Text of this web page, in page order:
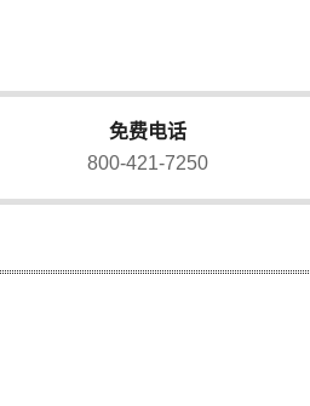
免费电话
800-421-7250